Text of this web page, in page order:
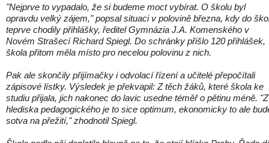
"Nejprve to vypadalo, že si budeme moct vybírat. O školu byl
opravdu velký zájem," popsal situaci v polovině března, kdy do
teprve chodily přihlášky, ředitel Gymnázia J.A. Komenského v
Novém Strašecí Richard Spiegl. Do schránky přišlo 120 přihlášek,
škola přitom měla místo pro necelou polovinu z nich.
Pak ale skončily přijímačky i odvolací řízení a učitelé přepočítali
zápisové lístky. Výsledek je překvapil: Z těch žáků, které škola ke
studiu přijala, jich nakonec do lavic usedne téměř o pětinu méně. "Z
hlediska pedagogického je to sice optimum, ekonomicky to ale
sotva na přežití," zhodnotil Spiegl.